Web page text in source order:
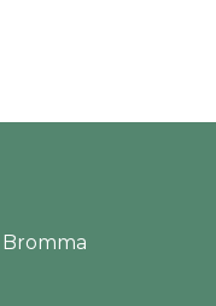
Bromma